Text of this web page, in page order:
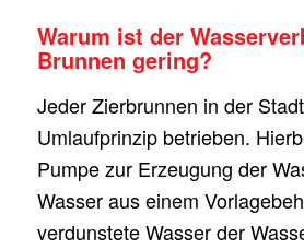
Warum ist der
Brunnen gering?
Jeder Zierbrunnen in der
Umlaufprinzip betrieben.
Pumpe zur Erzeugung der
Wasser aus einem
verdunstete Wasser der